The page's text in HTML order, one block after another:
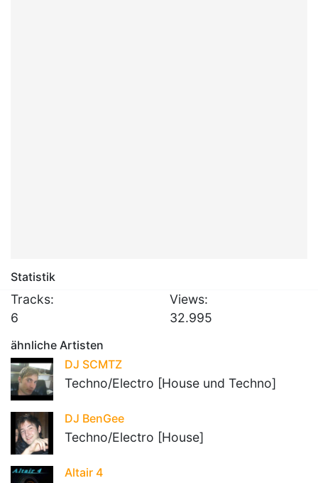
Statistik
Tracks:
6
Views:
32.995
ähnliche Artisten
DJ SCMTZ
Techno/Electro [House und Techno]
DJ BenGee
Techno/Electro [House]
Altair 4